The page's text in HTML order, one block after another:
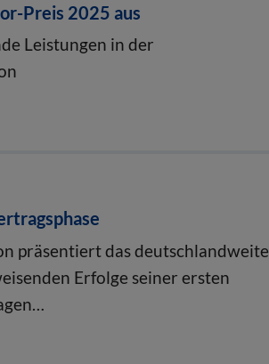
Preis 2025 aus
Leistungen in der
präsentiert das deutschlandweite
Erfolge seiner ersten